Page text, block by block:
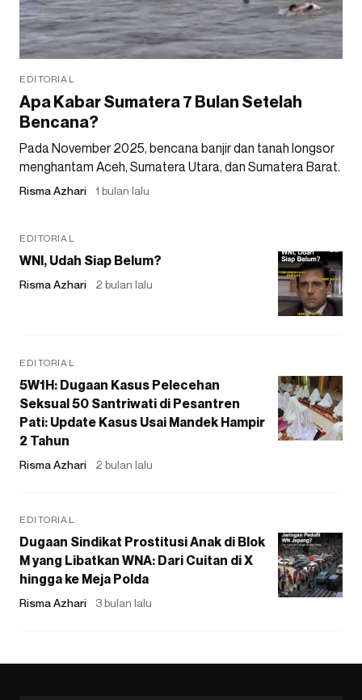
EDITORIAL
Apa Kabar Sumatera 7 Bulan Setelah
Bencana?
Pada November 2025, bencana banjir dan tanah longsor
menghantam Aceh, Sumatera Utara, dan Sumatera Barat.
Risma Azhari 1 bulan lalu
EDITORIAL
WNI, Udah Siap Belum?
Risma Azhari 2 bulan lalu
EDITORIAL
5W1H: Dugaan Kasus Pelecehan
Seksual 50 Santriwati di Pesantren
Pati: Update Kasus Usai Mandek Hampir
2 Tahun
Risma Azhari 2 bulan lalu
EDITORIAL
Dugaan Sindikat Prostitusi Anak di Blok
M yang Libatkan WNA: Dari Cuitan di X
hingga ke Meja Polda
Risma Azhari 3 bulan lalu